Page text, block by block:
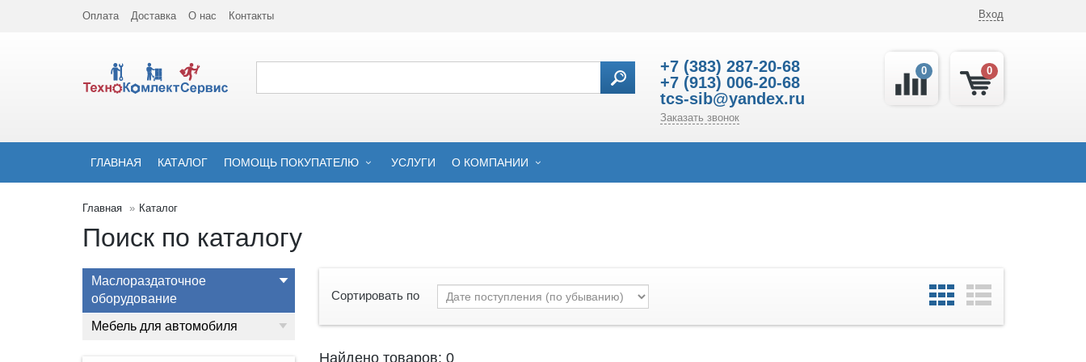
Оплата Доставка О нас Контакты Вход
+7 (383) 287-20-68
+7 (913) 006-20-68
tcs-sib@yandex.ru
Заказать звонок
0
0
ГЛАВНАЯ КАТАЛОГ ПОМОЩЬ ПОКУПАТЕЛЮ УСЛУГИ О КОМПАНИИ
Главная Каталог
Поиск по каталогу
Маслораздаточное
оборудование
Мебель для автомобиля
Сортировать по
Найдено товаров: 0